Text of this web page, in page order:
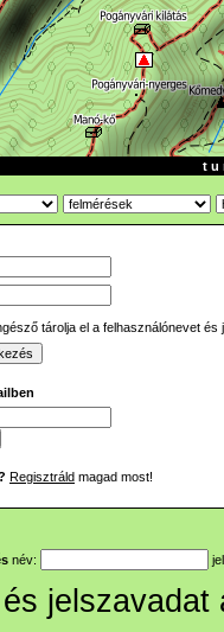
t u
tárolja el a felhasználónevet és
Regisztráld magad most!
név: